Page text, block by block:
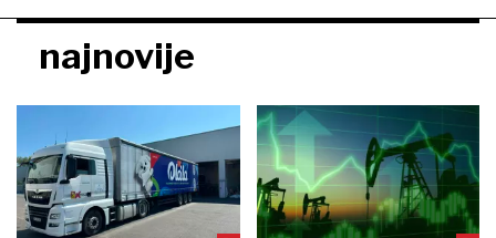
najnovije